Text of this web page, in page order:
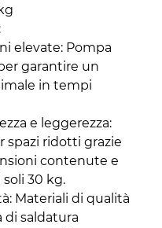
elevate: Pompa
garantire un
in tempi
e leggerezza:
spazi ridotti grazie
contenute e
soli 30 kg.
Materiali di qualità
di saldatura